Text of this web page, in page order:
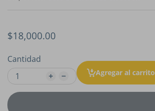
$18,000.00
Cantidad
Agregar al carrito